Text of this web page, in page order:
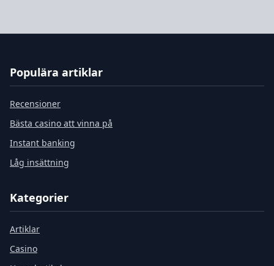
Populära artiklar
Recensioner
Bästa casino att vinna på
Instant banking
Låg insättning
Kategorier
Artiklar
Casino